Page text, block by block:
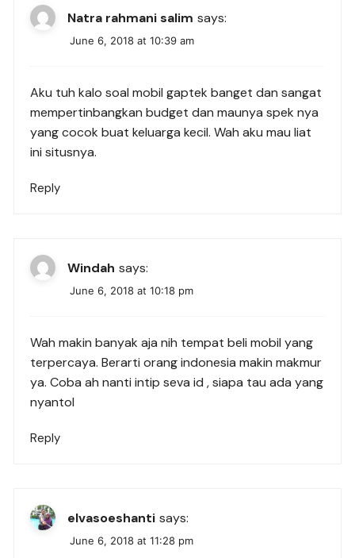
Natra rahmani salim says:
June 6, 2018 at 10:39 am
Aku tuh kalo soal mobil gaptek banget dan sangat
mempertinbangkan budget dan maunya spek nya
yang cocok buat keluarga kecil. Wah aku mau liat
ini situsnya.
Reply
Windah says:
June 6, 2018 at 10:18 pm
Wah makin banyak aja nih tempat beli mobil yang
terpercaya. Berarti orang indonesia makin makmur
ya. Coba ah nanti intip seva id , siapa tau ada yang
nyantol
Reply
elvasoeshanti says:
June 6, 2018 at 11:28 pm